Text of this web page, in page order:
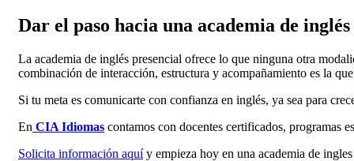
Dar el paso hacia una academia de
La academia de inglés presencial ofrece lo que ninguna otra
combinación de interacción, estructura y acompañamiento es la
Si tu meta es comunicarte con confianza en inglés, ya sea para
En CIA Idiomas contamos con docentes certificados, programas
Solicita información aquíy empieza hoy en una academia de